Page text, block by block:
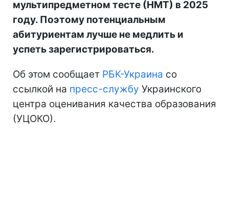
мультипредметном тесте (НМТ) в 2025
году. Поэтому потенциальным
абитуриентам лучше не медлить и
успеть зарегистрироваться.
Об этом сообщает РБК-Украина со
ссылкой на пресс-службу Украинского
центра оценивания качества образования
(УЦОКО).